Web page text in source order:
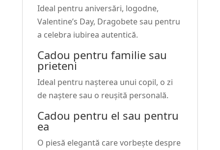
Ideal pentru aniversări, logodne,
Valentine’s Day, Dragobete sau pentru
a celebra iubirea autentică.
Cadou pentru familie sau
prieteni
Ideal pentru nașterea unui copil, o zi
de naștere sau o reușită personală.
Cadou pentru el sau pentru
ea
O piesă elegantă care vorbește despre